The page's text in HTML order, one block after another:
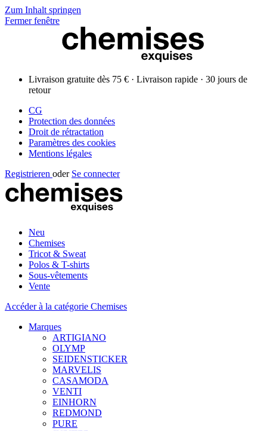
Zum Inhalt springen
Fermer fenêtre
Livraison gratuite dès 75 € · Livraison rapide · 30 jours de
retour
CG
Protection des données
Droit de rétractation
Paramètres des cookies
Mentions légales
Registrieren oder Se connecter
Neu
Chemises
Tricot & Sweat
Polos & T-shirts
Sous-vêtements
Vente
Accéder à la catégorie Chemises
Marques
ARTIGIANO
OLYMP
SEIDENSTICKER
MARVELIS
CASAMODA
VENTI
EINHORN
REDMOND
PURE